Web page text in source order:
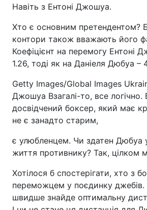
Навіть з Ентоні Джошуа.
Хто є основним претендентом?
контори також вважають його
Коефіцієнт на перемогу Ентоні
1.26, тоді як на Даніеля Дюбуа –
Getty Images/Global Images
Джошуа Взагалі-то, все логічно.
досвідчений боксер, який має
не є занадто старим,
є улюбленцем. Чи здатен Дюбуа
життя противнику? Так, цілком
Хотілося б спостерігати, хто з
переможцем у поєдинку джебів.
швидше знайде оптимальну